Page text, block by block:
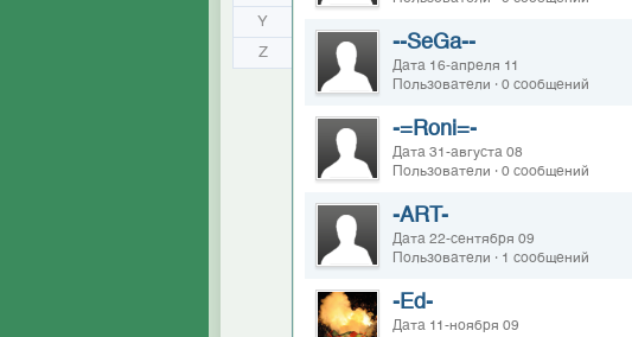
Y
Z
--SeGa--
Дата 16-апреля 11
Пользователи · 0 сообщений
-=Roni=-
Дата 31-августа 08
Пользователи · 0 сообщений
-ART-
Дата 22-сентября 09
Пользователи · 1 сообщений
-Ed-
Дата 11-ноября 09